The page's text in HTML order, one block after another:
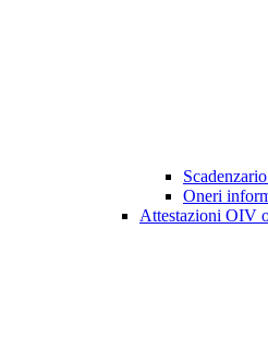
Oneri
Attestazioni OIV